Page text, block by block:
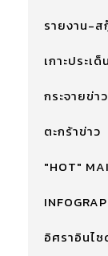
รายงาน-ส
เกาะประเด็น
กระจายข่าว
ตะกร้าข่าว
"HOT"
อิศราอินไ